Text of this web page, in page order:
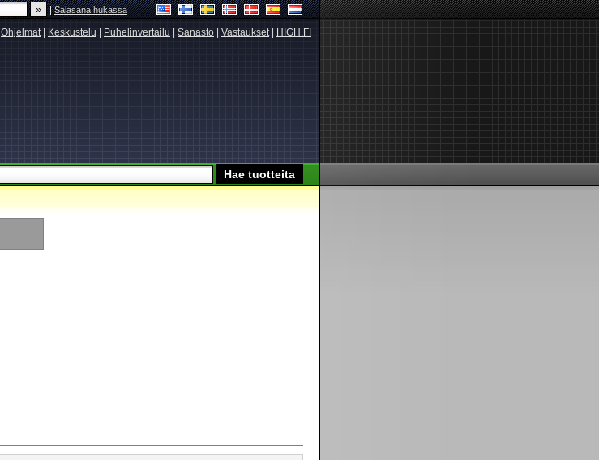
|Salasana hukassa
Ohjelmat| Keskustelu Puhelinvertailu Sanasto Vastaukset| HIGH.FI